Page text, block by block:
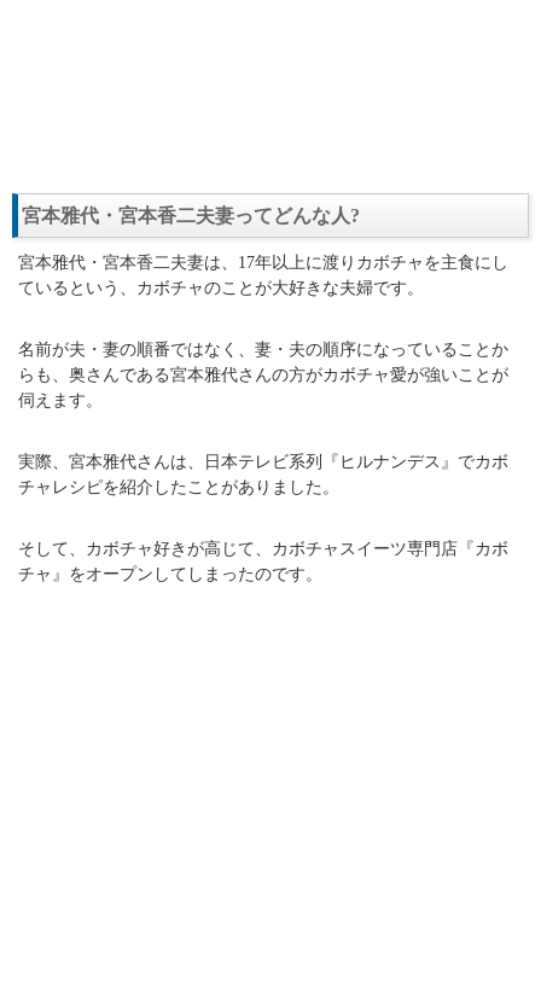
宮本雅代・宮本香二夫妻ってどんな人?
宮本雅代・宮本香二夫妻は、17年以上に渡りカボチャを主食にし
ているという、カボチャのことが大好きな夫婦です。
名前が夫・妻の順番ではなく、妻・夫の順序になっていることか
らも、奥さんである宮本雅代さんの方がカボチャ愛が強いことが
伺えます。
実際、宮本雅代さんは、日本テレビ系列『ヒルナンデス』でカボ
チャレシピを紹介したことがありました。
そして、カボチャ好きが高じて、カボチャスイーツ専門店『カボ
チャ』をオープンしてしまったのです。